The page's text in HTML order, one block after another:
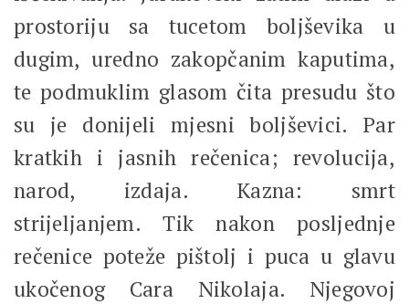
prostoriju sa tucetom boljševika u
dugim, uredno zakopčanim kaputima,
te podmuklim glasom čita presudu što
su je donijeli mjesni boljševici. Par
kratkih i jasnih rečenica; revolucija,
narod, izdaja. Kazna: smrt
strijeljanjem. Tik nakon posljednje
rečenice poteže pištolj i puca u glavu
ukočenog Cara Nikolaja. Njegovoj